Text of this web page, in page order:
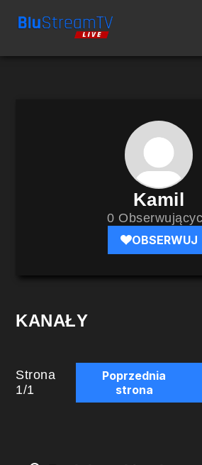
Kamil
0
OBSERWUJ
KANAŁY
Strona
1/1
Poprzednia
strona